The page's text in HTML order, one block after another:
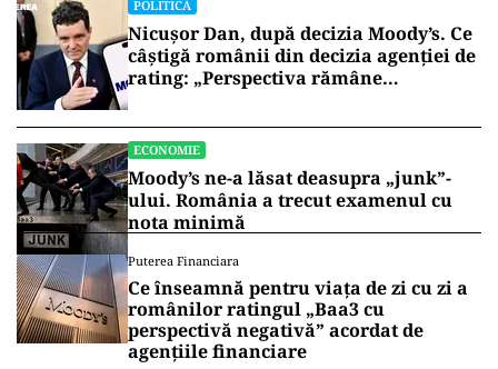
POLITICĂ
Nicușor Dan, după decizia Moody’s. Ce
câștigă românii din decizia agenției de
rating: „Perspectiva rămâne
ECONOMIE
Moody’s ne-a lăsat deasupra „junk”-
ului. România a trecut examenul cu
nota minimă
Puterea Financiara
Ce înseamnă pentru viața de zi cu zi a
românilor ratingul „Baa3 cu
perspectivă negativă” acordat de
agențiile financiare